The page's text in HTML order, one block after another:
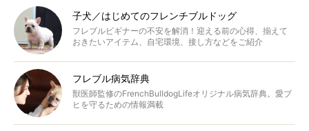
子犬／はじめてのフレンチブルドッグ
フレブルビギナーの不安を解消！迎える前の心得、揃えて
おきたいアイテム、自宅環境、接し方などをご紹介
フレブル病気辞典
獣医師監修のFrenchBulldogLifeオリジナル病気辞典。愛ブ
ヒを守るための情報満載